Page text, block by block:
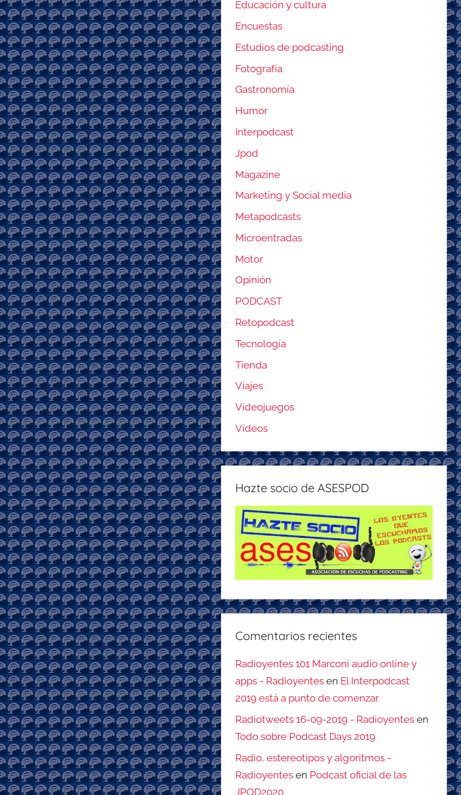
Educación y cultura
Encuestas
Estudios de podcasting
Fotografía
Gastronomía
Humor
Interpodcast
Jpod
Magazine
Marketing y Social media
Metapodcasts
Microentradas
Motor
Opinión
PODCAST
Retopodcast
Tecnología
Tienda
Viajes
Videojuegos
Vídeos
Hazte socio de ASESPOD
Comentarios recientes
Radioyentes 101 Marconi audio online y
apps - Radioyentes en El Interpodcast
2019 está a punto de comenzar
Radiotweets 16-09-2019 - Radioyentes en
Todo sobre Podcast Days 2019
Radio, estereotipos y algoritmos -
Radioyentes en Podcast oficial de las
JPOD2020